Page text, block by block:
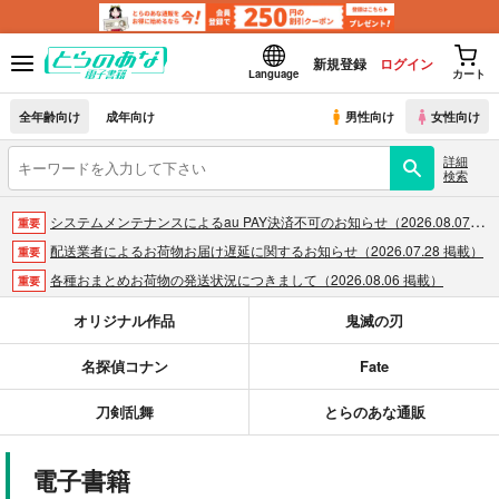
Language
新規登録 ログイン
カート
全年齢向け 成年向け 男性向け 女性向け
詳細
検索
重要 システムメンテナンスによるau PAY決済不可のお知らせ（2026.08.07 掲載）
重要 配送業者によるお荷物お届け遅延に関するお知らせ（2026.07.28 掲載）
重要 各種おまとめお荷物の発送状況につきまして（2026.08.06 掲載）
おまとめサイクル「定期便(月2)」一般会員様の利用再開のお知らせ（2026.02.05 掲載）
重要 「とらのあな×駿河屋日本橋乙女同人誌館」通販店頭受取サービス開始のお知らせ（2026.01.05 更新｜2025.12.30 掲載）
【2025/12/1より】「通販ポイント⇒とらコイン変換キャンペーン」終了のお知らせ（2025.11.21 掲載）
重要 ポイント付与・管理体制改定のお知らせ（2024.11.20 掲載）
オリジナル作品 鬼滅の刃
名探偵コナン Fate
刀剣乱舞 とらのあな通販
電子書籍